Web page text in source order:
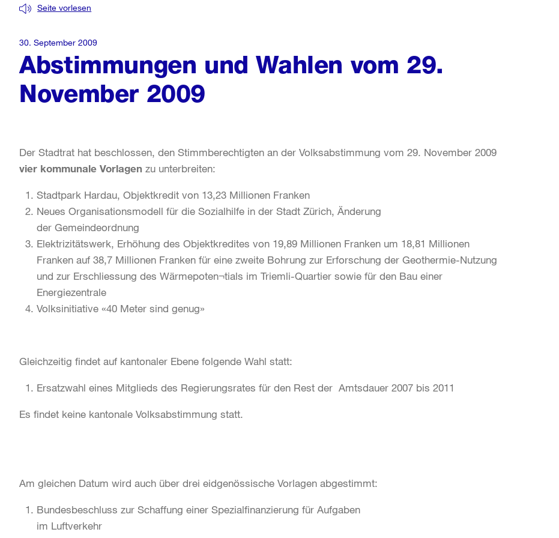
Abstimmungen und Wahlen vom 29.
November 2009
Seite vorlesen
30. September 2009
Der Stadtrat hat beschlossen, den Stimmberechtigten an der Volksabstimmung vom 29. November 2009
vier kommunale Vorlagen zu unterbreiten:
Stadtpark Hardau, Objektkredit von 13,23 Millionen Franken
Neues Organisationsmodell für die Sozialhilfe in der Stadt Zürich, Änderung
der Gemeindeordnung
Elektrizitätswerk, Erhöhung des Objektkredites von 19,89 Millionen Franken um 18,81 Millionen
Franken auf 38,7 Millionen Franken für eine zweite Bohrung zur Erforschung der Geothermie-Nutzung
und zur Erschliessung des Wärmepoten¬tials im Triemli-Quartier sowie für den Bau einer
Energiezentrale
Volksinitiative «40 Meter sind genug»
Gleichzeitig findet auf kantonaler Ebene folgende Wahl statt:
Ersatzwahl eines Mitglieds des Regierungsrates für den Rest der Amtsdauer 2007 bis 2011
Es findet keine kantonale Volksabstimmung statt.
Am gleichen Datum wird auch über drei eidgenössische Vorlagen abgestimmt:
Bundesbeschluss zur Schaffung einer Spezialfinanzierung für Aufgaben
im Luftverkehr